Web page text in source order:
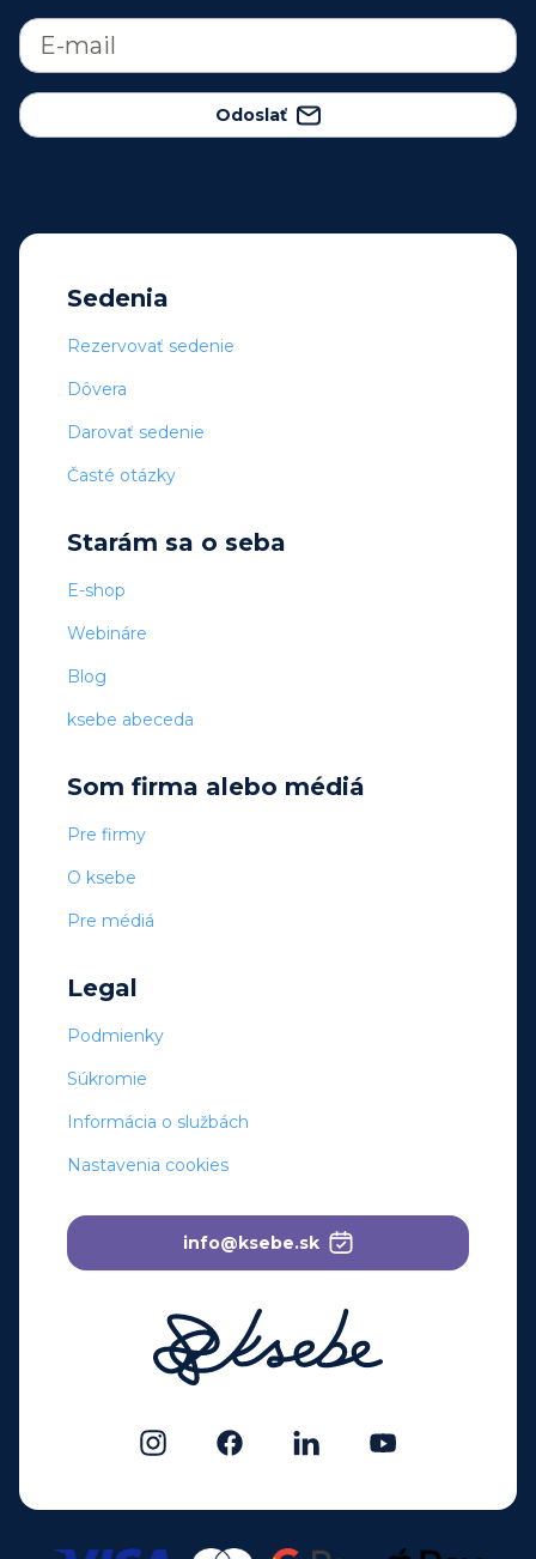
Odoslať
Sedenia
Rezervovať sedenie
Dôvera
Darovať sedenie
Časté otázky
Starám sa o seba
E-shop
Webináre
Blog
ksebe abeceda
Som firma alebo médiá
Pre firmy
O ksebe
Pre médiá
Legal
Podmienky
Súkromie
Informácia o službách
Nastavenia cookies
info@ksebe.sk